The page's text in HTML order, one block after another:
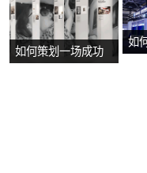
如何策划一场成功
如